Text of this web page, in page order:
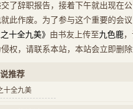
交了辞职报告，接着下午就出现
此作废。为了参与这个重要的会
之十全九美》 由书友上传至九色鹿
权，请联系本站，本站会立即删除
推荐
十全九美